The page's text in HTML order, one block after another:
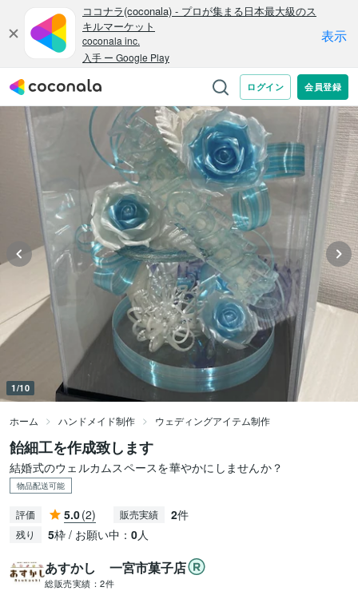
1/10
ホーム ハンドメイド制作 ウェディングアイテム制作
飴細工を作成致します
結婚式のウェルカムスペースを華やかにしませんか？
物品配送可能
評価 5.0(2) 販売実績 2件
残り 5枠 / お願い中： 0人
あすかし 一宮市菓子店
総販売実績： 2件